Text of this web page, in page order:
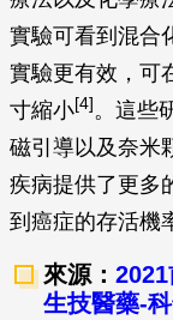
(CT)、磁振造影
其中磁振造影技
加 MRI 影像對
療法以及化學療
實驗可看到混合
實驗更有效，可
寸縮小[4]。這些
磁引導以及奈米
疾病提供了更